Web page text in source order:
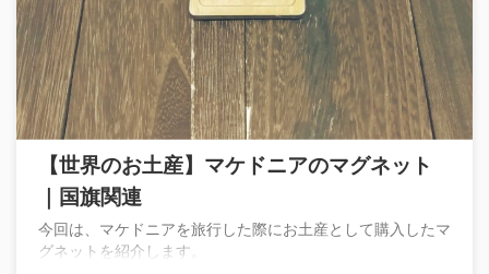
【世界のお土産】マケドニアのマグネット
｜国旗関連
今回は、マケドニアを旅行した際にお土産として購入したマ
グネットを紹介します。